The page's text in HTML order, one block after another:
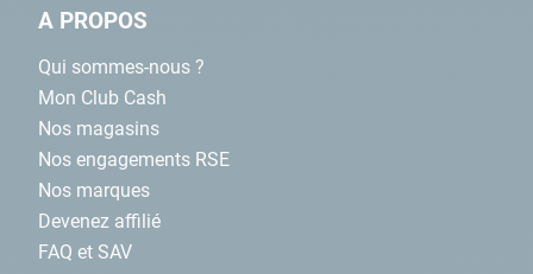
A PROPOS
Qui sommes-nous ?
Mon Club Cash
Nos magasins
Nos engagements RSE
Nos marques
Devenez affilié
FAQ et SAV